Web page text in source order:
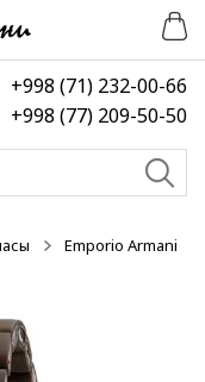
+998 (71) 232-00-66
+998 (77) 209-50-50
Emporio Armani